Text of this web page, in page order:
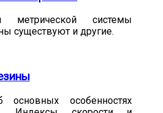
метрической системы
существуют и другие.
особенностях